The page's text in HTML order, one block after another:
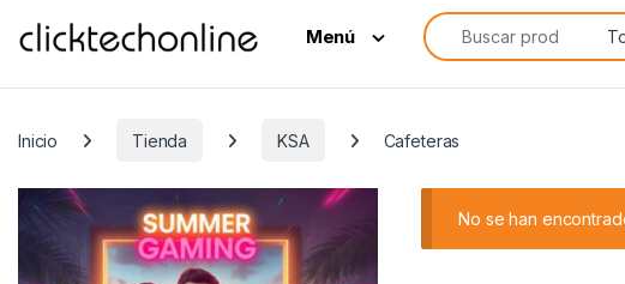
Menú
Búsqueda de:
Inicio Tienda KSA Cafeteras
No se han